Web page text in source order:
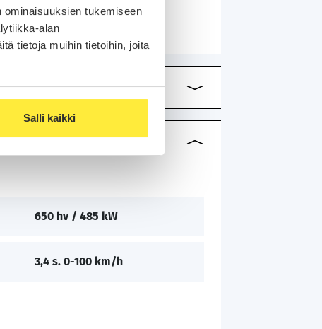
tukemiseen
alan
tietoja muihin tietoihin, joita
Salli kaikki
650 hv / 485 kW
3,4 s. 0-100 km/h